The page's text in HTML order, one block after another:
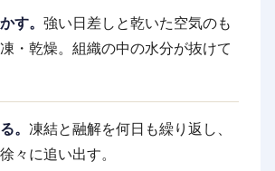
す。 強い日差しと乾いた空気のも
・乾燥。組織の中の水分が抜けて
。 凍結と融解を何日も繰り返し、
々に追い出す。